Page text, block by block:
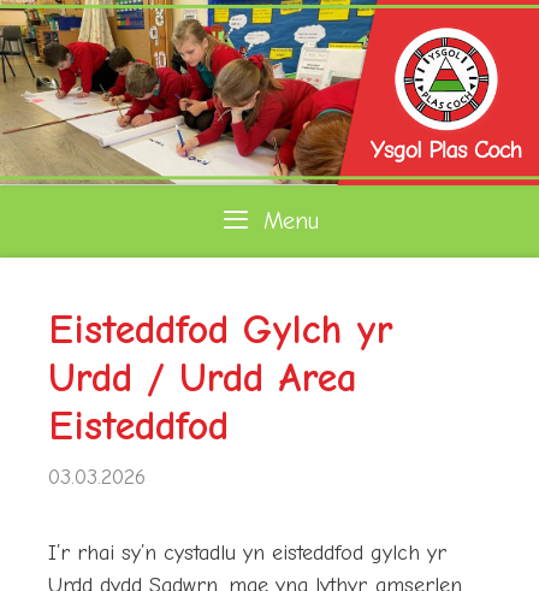
Skip
to
content
Menu
Eisteddfod Gylch yr
Urdd / Urdd Area
Eisteddfod
03.03.2026
I’r rhai sy’n cystadlu yn eisteddfod gylch yr
Urdd dydd Sadwrn, mae yna lythyr, amserlen